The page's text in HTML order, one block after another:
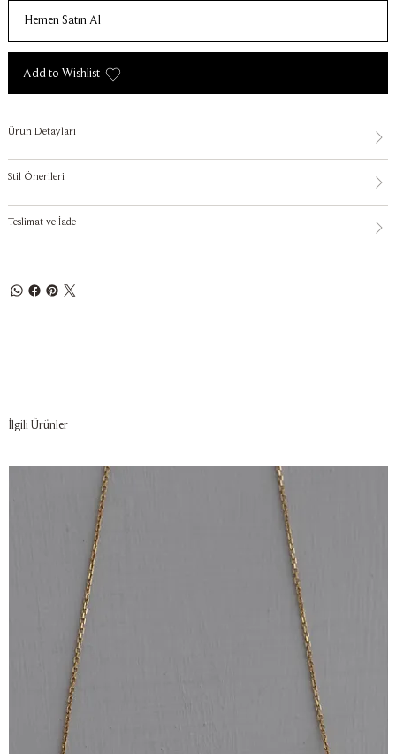
Hemen Satın Al
Add to Wishlist
Ürün Detayları
Stil Önerileri
Teslimat ve İade
İlgili Ürünler